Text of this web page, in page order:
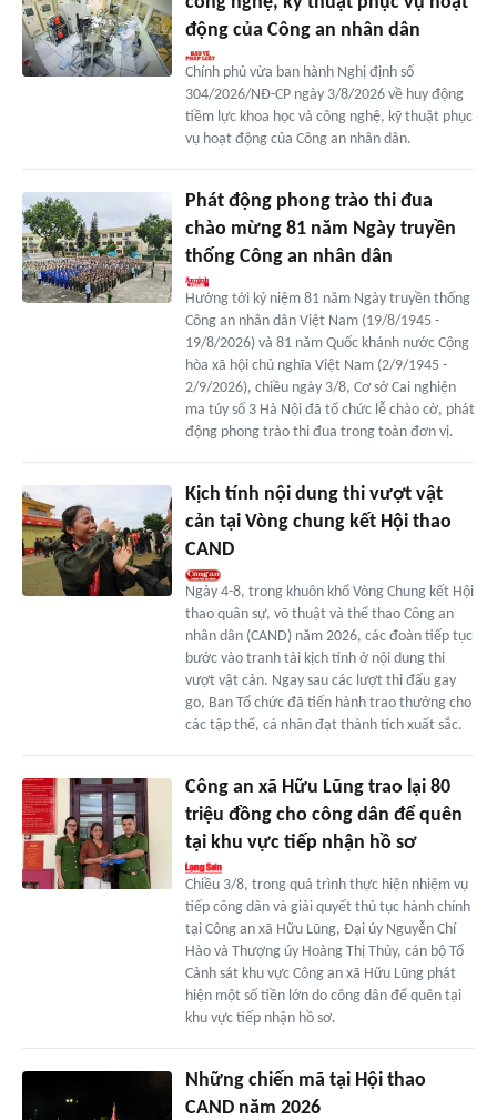
động của Công an nhân dân
Chính phủ vừa ban hành Nghị định số
304/2026/NĐ-CP ngày 3/8/2026 về huy động
tiềm lực khoa học và công nghệ, kỹ thuật phục
vụ hoạt động của Công an nhân dân.
Phát động phong trào thi đua
chào mừng 81 năm Ngày truyền
thống Công an nhân dân
Hướng tới kỷ niệm 81 năm Ngày truyền thống
Công an nhân dân Việt Nam (19/8/1945 -
19/8/2026) và 81 năm Quốc khánh nước Cộng
hòa xã hội chủ nghĩa Việt Nam (2/9/1945 -
2/9/2026), chiều ngày 3/8, Cơ sở Cai nghiện
ma túy số 3 Hà Nội đã tổ chức lễ chào cờ, phát
động phong trào thi đua trong toàn đơn vị.
Kịch tính nội dung thi vượt vật
cản tại Vòng chung kết Hội thao
CAND
Ngày 4-8, trong khuôn khổ Vòng Chung kết Hội
thao quân sự, võ thuật và thể thao Công an
nhân dân (CAND) năm 2026, các đoàn tiếp tục
bước vào tranh tài kịch tính ở nội dung thi
vượt vật cản. Ngay sau các lượt thi đấu gay
go, Ban Tổ chức đã tiến hành trao thưởng cho
các tập thể, cá nhân đạt thành tích xuất sắc.
Công an xã Hữu Lũng trao lại 80
triệu đồng cho công dân để quên
tại khu vực tiếp nhận hồ sơ
Chiều 3/8, trong quá trình thực hiện nhiệm vụ
tiếp công dân và giải quyết thủ tục hành chính
tại Công an xã Hữu Lũng, Đại úy Nguyễn Chí
Hào và Thượng úy Hoàng Thị Thủy, cán bộ Tổ
Cảnh sát khu vực Công an xã Hữu Lũng phát
hiện một số tiền lớn do công dân để quên tại
khu vực tiếp nhận hồ sơ.
Những chiến mã tại Hội thao
CAND năm 2026